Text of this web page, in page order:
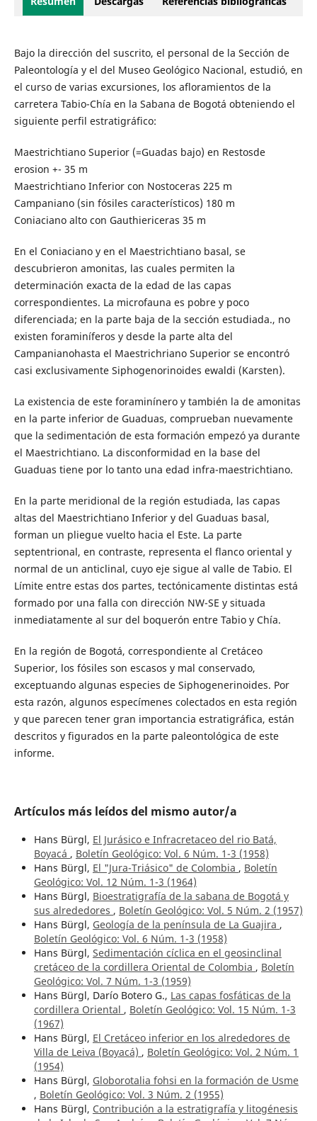
Bajo la dirección del suscrito, el personal de la Sección de
Paleontología y el del Museo Geológico Nacional, estudió, en
el curso de varias excursiones, los afloramientos de la
carretera Tabio-Chía en la Sabana de Bogotá obteniendo el
siguiente perfil estratigráfico:
Maestrichtiano Superior (=Guadas bajo) en Restosde
erosion +- 35 m
Maestrichtiano Inferior con Nostoceras 225 m
Campaniano (sin fósiles característicos) 180 m
Coniaciano alto con Gauthiericeras 35 m
En el Coniaciano y en el Maestrichtiano basal, se
descubrieron amonitas, las cuales permiten la
determinación exacta de la edad de las capas
correspondientes. La microfauna es pobre y poco
diferenciada; en la parte baja de la sección estudiada., no
existen foraminíferos y desde la parte alta del
Campanianohasta el Maestrichriano Superior se encontró
casi exclusivamente Siphogenorinoides ewaldi (Karsten).
La existencia de este foraminínero y también la de amonitas
en la parte inferior de Guaduas, comprueban nuevamente
que la sedimentación de esta formación empezó ya durante
el Maestrichtiano. La disconformidad en la base del
Guaduas tiene por lo tanto una edad infra-maestrichtiano.
En la parte meridional de la región estudiada, las capas
altas del Maestrichtiano Inferior y del Guaduas basal,
forman un pliegue vuelto hacia el Este. La parte
septentrional, en contraste, representa el flanco oriental y
normal de un anticlinal, cuyo eje sigue al valle de Tabio. El
Límite entre estas dos partes, tectónicamente distintas está
formado por una falla con dirección NW-SE y situada
inmediatamente al sur del boquerón entre Tabio y Chía.
En la región de Bogotá, correspondiente al Cretáceo
Superior, los fósiles son escasos y mal conservado,
exceptuando algunas especies de Siphogenerinoides. Por
esta razón, algunos especímenes colectados en esta región
y que parecen tener gran importancia estratigráfica, están
descritos y figurados en la parte paleontológica de este
informe.
Artículos más leídos del mismo autor/a
Hans Bürgl, El Jurásico e Infracretaceo del rio Batá,
Boyacá , Boletín Geológico: Vol. 6 Núm. 1-3 (1958)
Hans Bürgl, El "Jura-Triásico" de Colombia , Boletín
Geológico: Vol. 12 Núm. 1-3 (1964)
Hans Bürgl, Bioestratigrafía de la sabana de Bogotá y
sus alrededores , Boletín Geológico: Vol. 5 Núm. 2 (1957)
Hans Bürgl, Geología de la península de La Guajira ,
Boletín Geológico: Vol. 6 Núm. 1-3 (1958)
Hans Bürgl, Sedimentación cíclica en el geosinclinal
cretáceo de la cordillera Oriental de Colombia , Boletín
Geológico: Vol. 7 Núm. 1-3 (1959)
Hans Bürgl, Darío Botero G., Las capas fosfáticas de la
cordillera Oriental , Boletín Geológico: Vol. 15 Núm. 1-3
(1967)
Hans Bürgl, El Cretáceo inferior en los alrededores de
Villa de Leiva (Boyacá) , Boletín Geológico: Vol. 2 Núm. 1
(1954)
Hans Bürgl, Globorotalia fohsi en la formación de Usme
, Boletín Geológico: Vol. 3 Núm. 2 (1955)
Hans Bürgl, Contribución a la estratigrafía y litogénesis